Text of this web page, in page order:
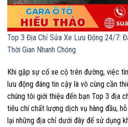
Top 3 Địa Chỉ Sửa Xe Lưu Động 24/7:
Thời Gian Nhanh Chóng
Khi gặp sự cố xe cộ trên đường, việc
lưu động đáng tin cậy là vô cùng cần
chúng tôi giới thiệu đến bạn Top 3 địa
tiêu chí chất lượng dịch vụ hàng đầu,
lại những địa chỉ dưới đây để sử dụng